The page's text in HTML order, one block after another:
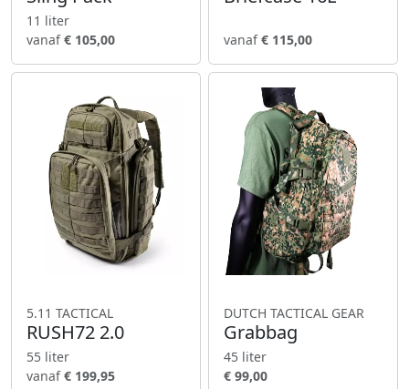
11 liter
vanaf€ 105,00 vanaf€ 115,00
5.11 TACTICAL
RUSH72 2.0
55 liter
vanaf€ 199,95
DUTCH TACTICAL GEAR
Grabbag
45 liter
€ 99,00